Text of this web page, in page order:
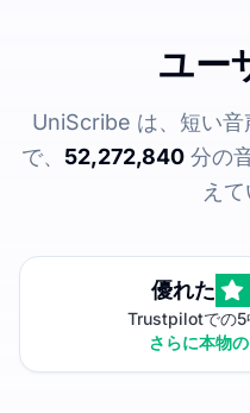
ユー
UniScribe は、短い音
で、 52,272,840 分の
えて
優れた
Trustpilotでの5
さらに本物